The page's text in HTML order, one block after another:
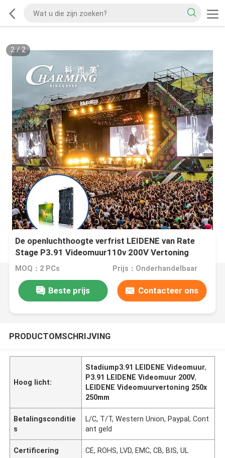
2/2
De openluchthoogte verfrist LEIDENE van Rate
Stage P3.91 Videomuur110v 200V Vertoning
MOQ：2 PCs Prijs：Onderhandelbaar
Beste prijs Contacteer ons
PRODUCTOMSCHRIJVING
Hoog licht:
Stadiump3.91 LEIDENE Videomuur,
P3.91 LEIDENE Videomuur 200V,
LEIDENE Videomuurvertoning 250x
250mm
Betalingsconditie
s
L/C, T/T, Western Union, Paypal, Cont
ant geld
Certificering CE, ROHS, LVD, EMC, CB, BIS, UL